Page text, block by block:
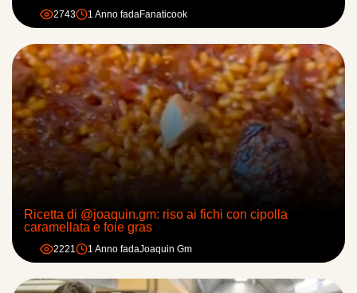
2743 1 Anno fadaFanaticook
Ricetta di @joaquin.gm: riso ai fichi con cipolla
caramellata e foie gras
2221 1 Anno fadaJoaquin Gm